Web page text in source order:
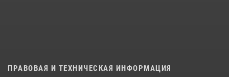
ПРАВОВАЯ И ТЕХНИЧЕСКАЯ ИНФОРМАЦИЯ